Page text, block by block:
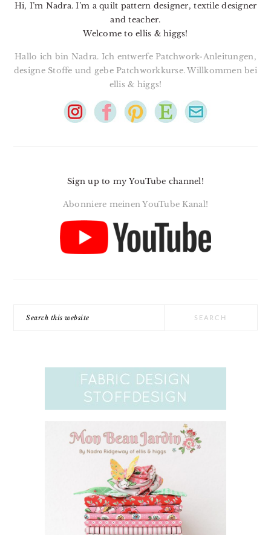
Hi, I’m Nadra. I’m a quilt pattern designer, textile designer
and teacher.
Welcome to ellis & higgs!
Hallo ich bin Nadra. Ich entwerfe Patchwork-Anleitungen,
designe Stoffe und gebe Patchworkkurse. Willkommen bei
ellis & higgs!
Sign up to my YouTube channel!
Abonniere meinen YouTube Kanal!